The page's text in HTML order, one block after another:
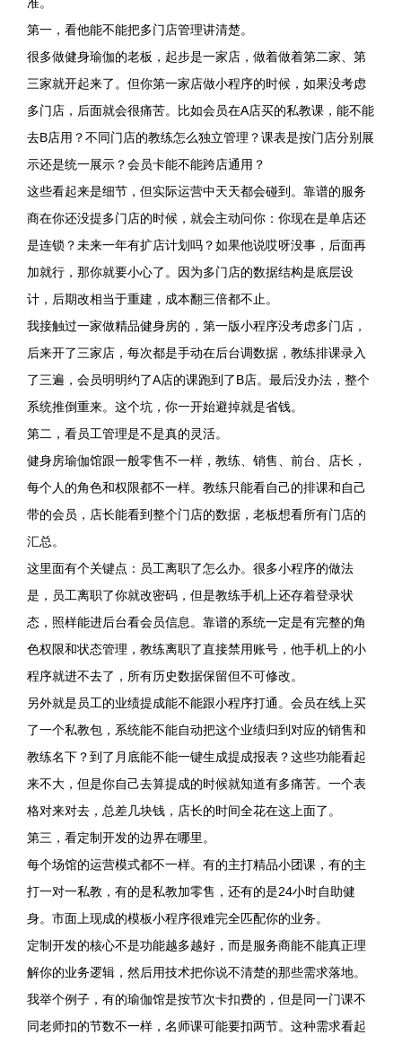
第一，看他能不能把多门店管理讲清楚。
很多做健身瑜伽的老板，起步是一家店，做着做着第二家、第
三家就开起来了。但你第一家店做小程序的时候，如果没考虑
多门店，后面就会很痛苦。比如会员在A店买的私教课，能不能
去B店用？不同门店的教练怎么独立管理？课表是按门店分别展
示还是统一展示？会员卡能不能跨店通用？
这些看起来是细节，但实际运营中天天都会碰到。靠谱的服务
商在你还没提多门店的时候，就会主动问你：你现在是单店还
是连锁？未来一年有扩店计划吗？如果他说哎呀没事，后面再
加就行，那你就要小心了。因为多门店的数据结构是底层设
计，后期改相当于重建，成本翻三倍都不止。
我接触过一家做精品健身房的，第一版小程序没考虑多门店，
后来开了三家店，每次都是手动在后台调数据，教练排课录入
了三遍，会员明明约了A店的课跑到了B店。最后没办法，整个
系统推倒重来。这个坑，你一开始避掉就是省钱。
第二，看员工管理是不是真的灵活。
健身房瑜伽馆跟一般零售不一样，教练、销售、前台、店长，
每个人的角色和权限都不一样。教练只能看自己的排课和自己
带的会员，店长能看到整个门店的数据，老板想看所有门店的
汇总。
这里面有个关键点：员工离职了怎么办。很多小程序的做法
是，员工离职了你就改密码，但是教练手机上还存着登录状
态，照样能进后台看会员信息。靠谱的系统一定是有完整的角
色权限和状态管理，教练离职了直接禁用账号，他手机上的小
程序就进不去了，所有历史数据保留但不可修改。
另外就是员工的业绩提成能不能跟小程序打通。会员在线上买
了一个私教包，系统能不能自动把这个业绩归到对应的销售和
教练名下？到了月底能不能一键生成提成报表？这些功能看起
来不大，但是你自己去算提成的时候就知道有多痛苦。一个表
格对来对去，总差几块钱，店长的时间全花在这上面了。
第三，看定制开发的边界在哪里。
每个场馆的运营模式都不一样。有的主打精品小团课，有的主
打一对一私教，有的是私教加零售，还有的是24小时自助健
身。市面上现成的模板小程序很难完全匹配你的业务。
定制开发的核心不是功能越多越好，而是服务商能不能真正理
解你的业务逻辑，然后用技术把你说不清楚的那些需求落地。
我举个例子，有的瑜伽馆是按节次卡扣费的，但是同一门课不
同老师扣的节数不一样，名师课可能要扣两节。这种需求看起